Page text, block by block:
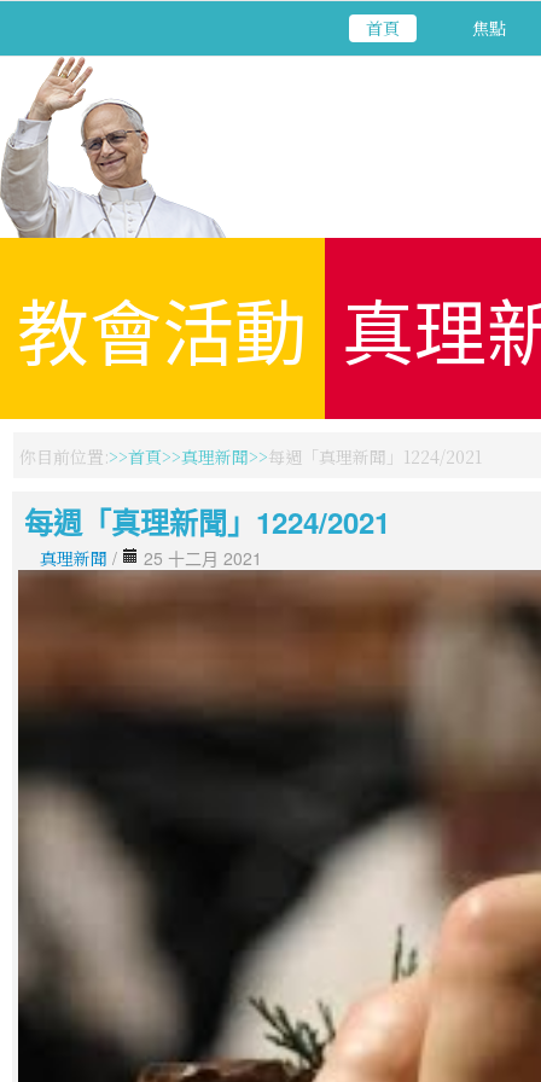
首頁 焦點
教會活動 真理
你目前位置: 首頁 真理新聞 每週「真理新聞」1224/2021
每週「真理新聞」1224/2021
真理新聞 / 25 十二月 2021